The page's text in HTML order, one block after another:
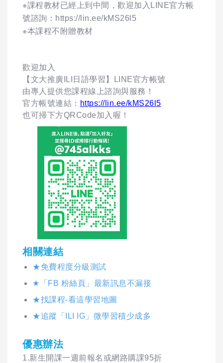
※課程教材已經上到中間，歡迎加入LINE官方帳
號諮詢：https://lin.ee/kMS26l5
※本課程不附贈教材
歡迎加入
【文大推廣ILI日語學習】LINE官方帳號
由專人提供您課程線上諮詢與服務！
官方帳號連結： https://lin.ee/kMS26l5
也可掃下方QRCode加入喔！
相關連結
★免費程度分級測試
★「FB 粉絲頁」最新訊息不漏接
★找課程-看這學習地圖
★追蹤「ILI IG」微學習積少成多
優惠辦法
1.新生開課一週前報名或網路購課95折